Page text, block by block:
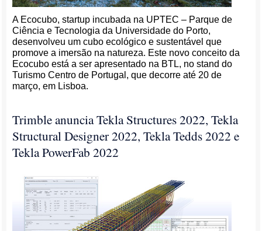
A Ecocubo, startup incubada na UPTEC – Parque de
Ciência e Tecnologia da Universidade do Porto,
desenvolveu um cubo ecológico e sustentável que
promove a imersão na natureza. Este novo conceito da
Ecocubo está a ser apresentado na BTL, no stand do
Turismo Centro de Portugal, que decorre até 20 de
março, em Lisboa.
Trimble anuncia Tekla Structures 2022, Tekla
Structural Designer 2022, Tekla Tedds 2022 e
Tekla PowerFab 2022